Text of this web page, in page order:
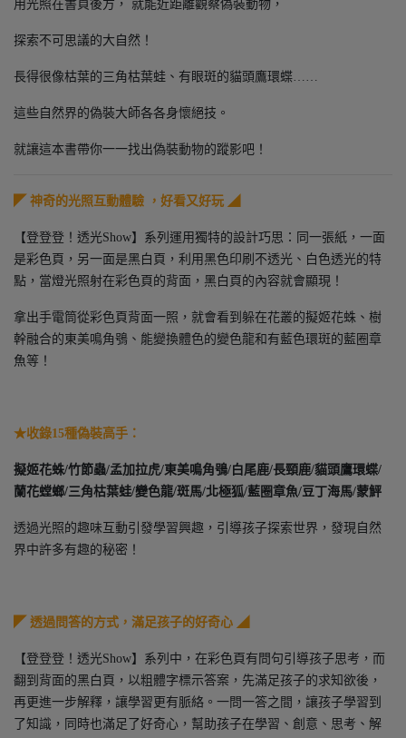
用光照在書頁後方， 就能近距離觀察偽裝動物，
探索不可思議的大自然！
長得很像枯葉的三角枯葉蛙、有眼斑的貓頭鷹環蝶……
這些自然界的偽裝大師各各身懷絕技。
就讓這本書帶你一一找出偽裝動物的蹤影吧！
◤ 神奇的光照互動體驗 ，好看又好玩 ◢
【登登登！透光Show】系列運用獨特的設計巧思：同一張紙，一面
是彩色頁，另一面是黑白頁，利用黑色印刷不透光、白色透光的特
點，當燈光照射在彩色頁的背面，黑白頁的內容就會顯現！
拿出手電筒從彩色頁背面一照，就會看到躲在花叢的擬姬花蛛、樹
幹融合的東美鳴角鴞、能變換體色的變色龍和有藍色環斑的藍圈章
魚等！
★收錄15種偽裝高手：
擬姬花蛛/竹節蟲/孟加拉虎/東美鳴角鴞/白尾鹿/長頸鹿/貓頭鷹環蝶/
蘭花螳螂/三角枯葉蛙/變色龍/斑馬/北極狐/藍圈章魚/豆丁海馬/蒙鮃
透過光照的趣味互動引發學習興趣，引導孩子探索世界，發現自然
界中許多有趣的秘密！
◤ 透過問答的方式，滿足孩子的好奇心 ◢
【登登登！透光Show】系列中，在彩色頁有問句引導孩子思考，而
翻到背面的黑白頁，以粗體字標示答案，先滿足孩子的求知欲後，
再更進一步解釋，讓學習更有脈絡。一問一答之間，讓孩子學習到
了知識，同時也滿足了好奇心，幫助孩子在學習、創意、思考、解